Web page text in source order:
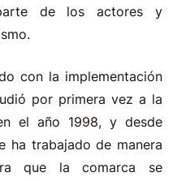
de los actores y
con la implementación
por primera vez a la
el año 1998, y desde
ha trabajado de manera
que la comarca se